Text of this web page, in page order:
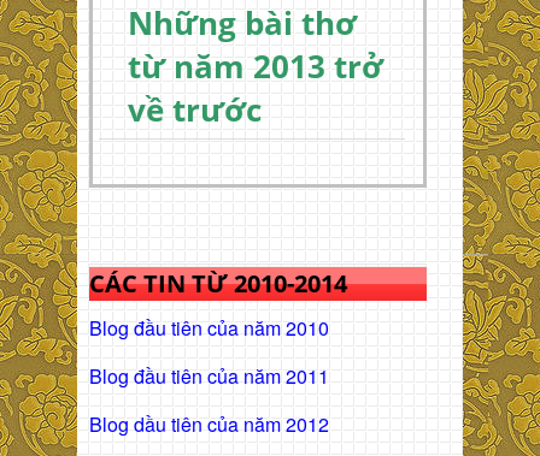
Những bài thơ
từ năm 2013 trở
về trước
CÁC TIN TỪ 2010-2014
Blog đầu tiên của năm 2010
Blog đầu tiên của năm 2011
Blog dầu tiên của năm 2012